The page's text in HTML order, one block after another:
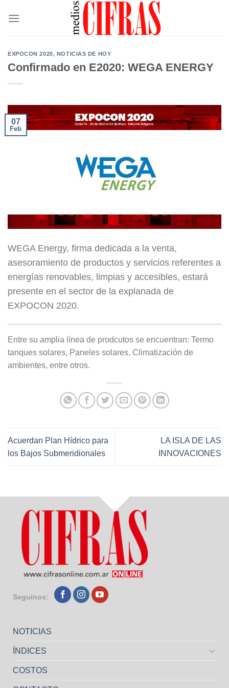
EXPOCON 2020, NOTICIAS DE HOY
Confirmado en E2020: WEGA ENERGY
07
Feb
WEGA Energy, firma dedicada a la venta,
asesoramiento de productos y servicios referentes a
energías renovables, limpias y accesibles, estará
presente en el sector de la explanada de
EXPOCON 2020.
Entre su amplia línea de prodcutos se encuentran: Termo
tanques solares, Paneles solares, Climatización de
ambientes, entre otros.
Acuerdan Plan Hídrico para
los Bajos Submeridionales
LA ISLA DE LAS
INNOVACIONES
Seguinos:
NOTICIAS
ÍNDICES
COSTOS